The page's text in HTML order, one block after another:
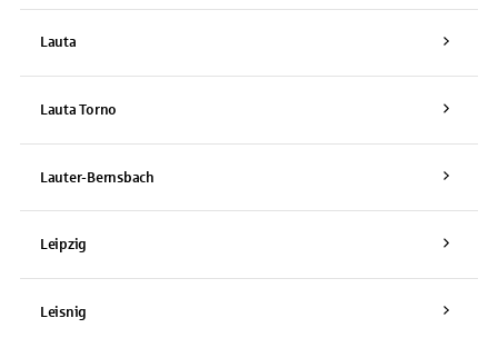
Lauta
Lauta Torno
Lauter-Bernsbach
Leipzig
Leisnig